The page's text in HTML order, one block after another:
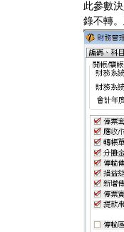
此參數
錄不轉